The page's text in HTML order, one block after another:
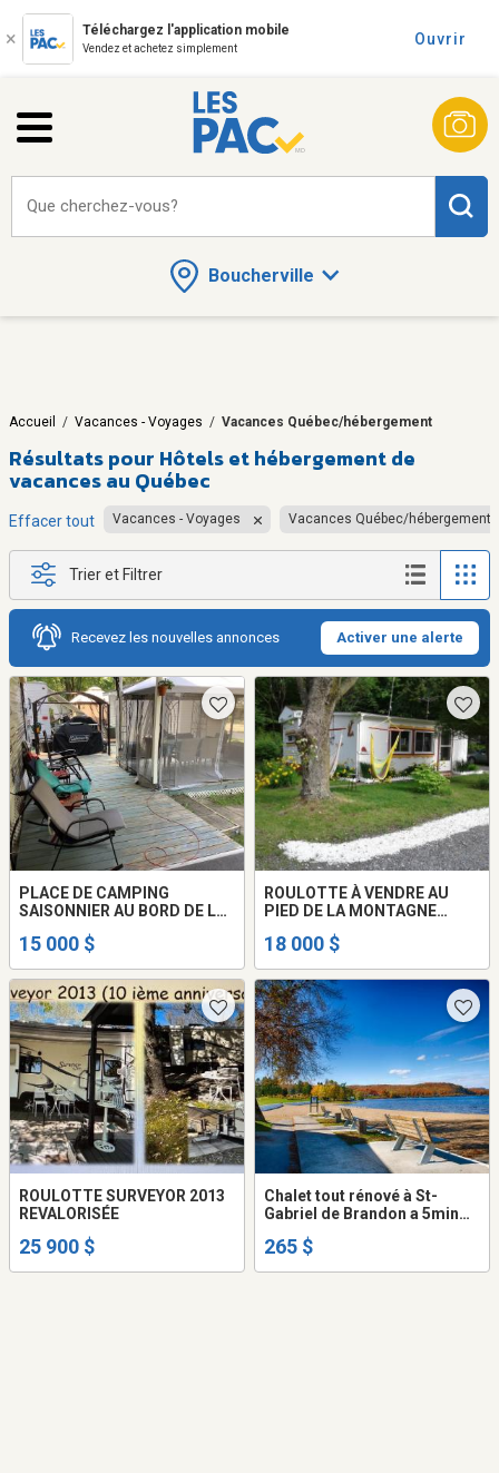
Téléchargez l'application mobile
Vendez et achetez simplement
Ouvrir
Boucherville
Que cherchez-vous?
Accueil / Vacances - Voyages / Vacances Québec/hébergement
Résultats pour Hôtels et hébergement de
vacances au Québec
Effacer tout Vacances - Voyages Vacances Québec/hébergement
Trier et Filtrer
Recevez les nouvelles annonces Activer une alerte
PLACE DE CAMPING
SAISONNIER AU BORD DE LA
15 000 $
ROULOTTE À VENDRE AU
PIED DE LA MONTAGNE
18 000 $
ROULOTTE SURVEYOR 2013
REVALORISÉE
25 900 $
Chalet tout rénové à St-
Gabriel de Brandon a 5min
265 $